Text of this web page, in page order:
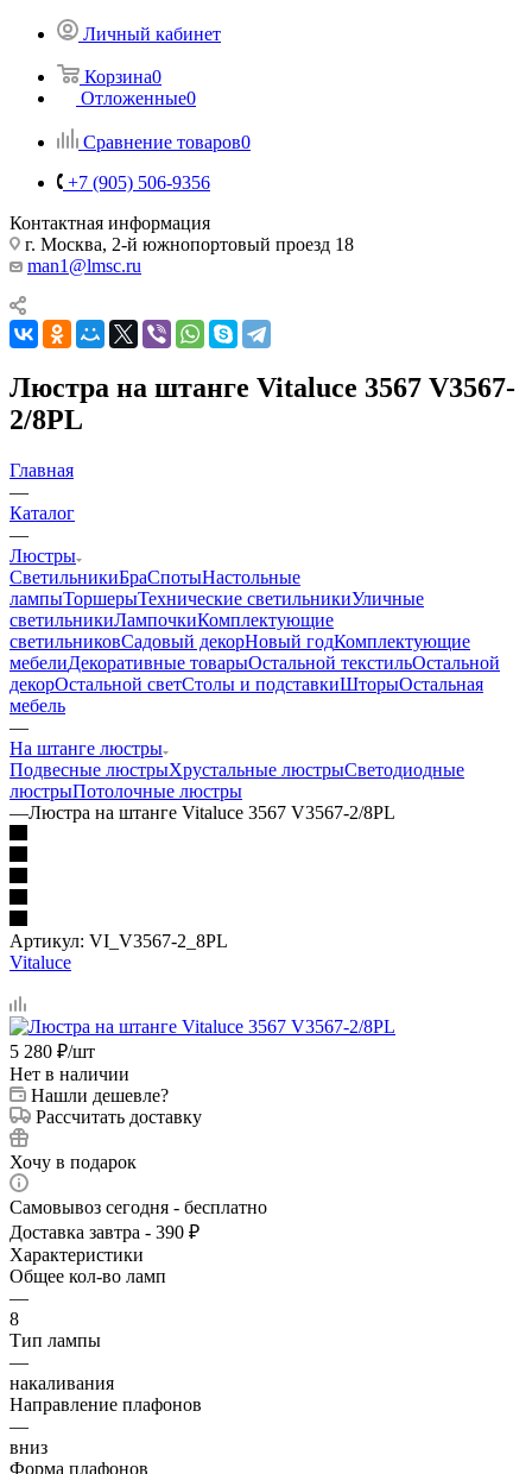
Личный кабинет
Корзина0
Отложенные0
Сравнение товаров0
+7 (905) 506-9356
Контактная информация
г. Москва, 2-й южнопортовый проезд 18
man1@lmsc.ru
Люстра на штанге Vitaluce 3567 V3567-
2/8PL
Главная
—
Каталог
—
Люстры
СветильникиБраСпотыНастольные
лампыТоршерыТехнические светильникиУличные
светильникиЛампочкиКомплектующие
светильниковСадовый декорНовый годКомплектующие
мебелиДекоративные товарыОстальной текстильОстальной
декорОстальной светСтолы и подставкиШторыОстальная
мебель
—
На штанге люстры
Подвесные люстрыХрустальные люстрыСветодиодные
люстрыПотолочные люстры
—Люстра на штанге Vitaluce 3567 V3567-2/8PL
Артикул: VI_V3567-2_8PL
Vitaluce
5 280 ₽/шт
Нет в наличии
Нашли дешевле?
Рассчитать доставку
Хочу в подарок
Самовывоз сегодня - бесплатно
Доставка завтра - 390 ₽
Характеристики
Общее кол-во ламп
—
8
Тип лампы
—
накаливания
Направление плафонов
—
вниз
Форма плафонов